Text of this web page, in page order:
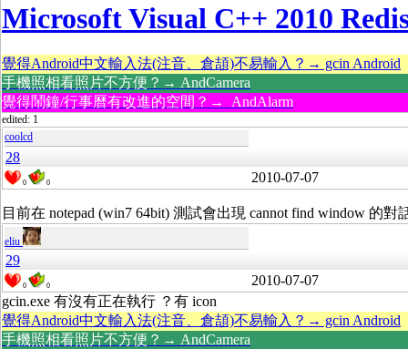
Microsoft Visual C++ 2010
覺得Android中文輸入法(注音、倉頡)不易輸入？→ gcin Android
手機照相看照片不方便？→ AndCamera
覺得鬧鐘/行事曆有改進的空間？→ AndAlarm
edited: 1
coolcd
28
0 0 2010-07-07
目前在 notepad (win7 64bit) 測試會出現 cannot find window 的對
eliu
29
0 0
2010-07-07
gcin.exe 有沒有正在執行 ？有 icon
覺得Android中文輸入法(注音、倉頡)不易輸入？→ gcin Android
手機照相看照片不方便？→ AndCamera